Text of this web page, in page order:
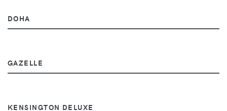
DOHA
GAZELLE
KENSINGTON DELUXE